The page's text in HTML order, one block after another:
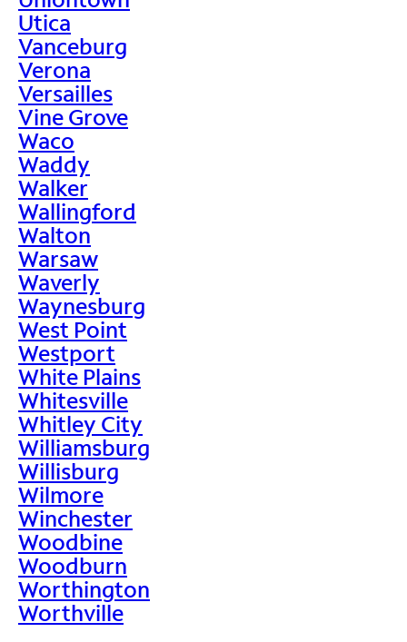
Utica
Vanceburg
Verona
Versailles
Vine Grove
Waco
Waddy
Walker
Wallingford
Walton
Warsaw
Waverly
Waynesburg
West Point
Westport
White Plains
Whitesville
Whitley City
Williamsburg
Willisburg
Wilmore
Winchester
Woodbine
Woodburn
Worthington
Worthville